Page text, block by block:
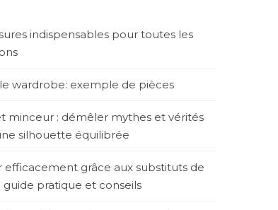
indispensables pour toutes les
wardrobe: exemple de pièces
minceur : démêler mythes et vérités
silhouette équilibrée
efficacement grâce aux substituts de
guide pratique et conseils